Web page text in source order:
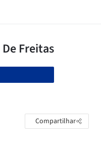
Compartilhar